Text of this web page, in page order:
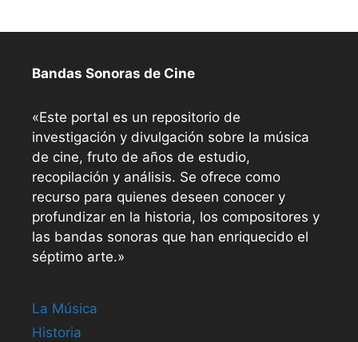
Bandas Sonoras de Cine
«Este portal es un repositorio de
investigación y divulgación sobre la música
de cine, fruto de años de estudio,
recopilación y análisis. Se ofrece como
recurso para quienes deseen conocer y
profundizar en la historia, los compositores y
las bandas sonoras que han enriquecido el
séptimo arte.»
La Música
Historia